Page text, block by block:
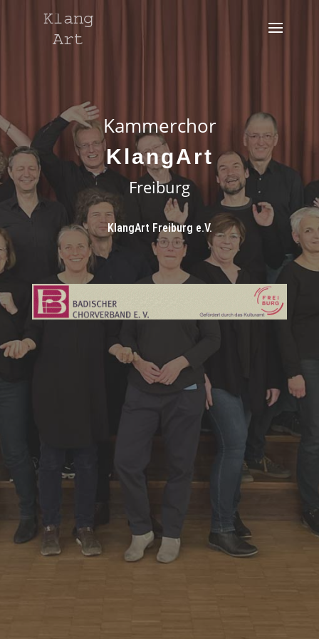
Kammerchor
KlangArt
Freiburg
KlangArt Freiburg e.V.